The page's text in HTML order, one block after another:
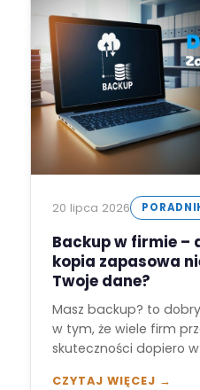
20 lipca 2026
Backup w firmie –
kopia zapasowa
Twoje dane?
Masz backup? to
w tym, że wiele firm
skuteczności dopiero
CZYTAJ WIĘCEJ →